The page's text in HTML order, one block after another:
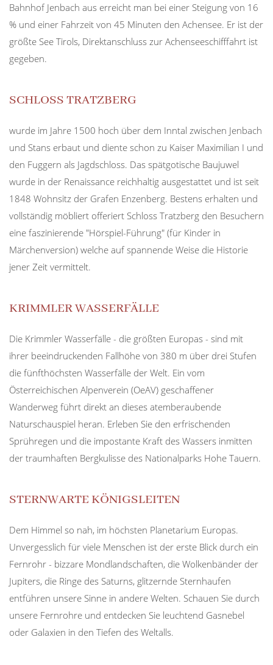
Bahnhof Jenbach aus erreicht man bei einer Steigung von 16
% und einer Fahrzeit von 45 Minuten den Achensee. Er ist der
größte See Tirols, Direktanschluss zur Achenseeschifffahrt ist
gegeben.
SCHLOSS TRATZBERG
wurde im Jahre 1500 hoch über dem Inntal zwischen Jenbach
und Stans erbaut und diente schon zu Kaiser Maximilian I und
den Fuggern als Jagdschloss. Das spätgotische Baujuwel
wurde in der Renaissance reichhaltig ausgestattet und ist seit
1848 Wohnsitz der Grafen Enzenberg. Bestens erhalten und
vollständig möbliert offeriert Schloss Tratzberg den Besuchern
eine faszinierende "Hörspiel-Führung" (für Kinder in
Märchenversion) welche auf spannende Weise die Historie
jener Zeit vermittelt.
KRIMMLER WASSERFÄLLE
Die Krimmler Wasserfälle - die größten Europas - sind mit
ihrer beeindruckenden Fallhöhe von 380 m über drei Stufen
die fünfthöchsten Wasserfälle der Welt. Ein vom
Österreichischen Alpenverein (OeAV) geschaffener
Wanderweg führt direkt an dieses atemberaubende
Naturschauspiel heran. Erleben Sie den erfrischenden
Sprühregen und die impostante Kraft des Wassers inmitten
der traumhaften Bergkulisse des Nationalparks Hohe Tauern.
STERNWARTE KÖNIGSLEITEN
Dem Himmel so nah, im höchsten Planetarium Europas.
Unvergesslich für viele Menschen ist der erste Blick durch ein
Fernrohr - bizzare Mondlandschaften, die Wolkenbänder der
Jupiters, die Ringe des Saturns, glitzernde Sternhaufen
entführen unsere Sinne in andere Welten. Schauen Sie durch
unsere Fernrohre und entdecken Sie leuchtend Gasnebel
oder Galaxien in den Tiefen des Weltalls.